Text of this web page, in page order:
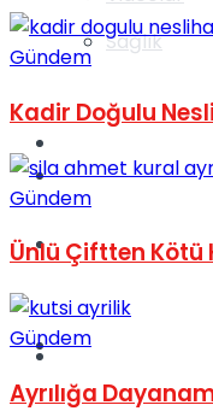
Gündem
Yaşam
Sağlık
Kadınca
Dünya
Gündem
Kadir Doğulu
Gündem
Ünlü Çiftten Kötü
Gündem
Ayrılığa